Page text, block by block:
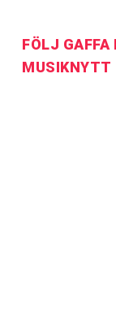
FÖLJ GAFFA
MUSIKNYTT